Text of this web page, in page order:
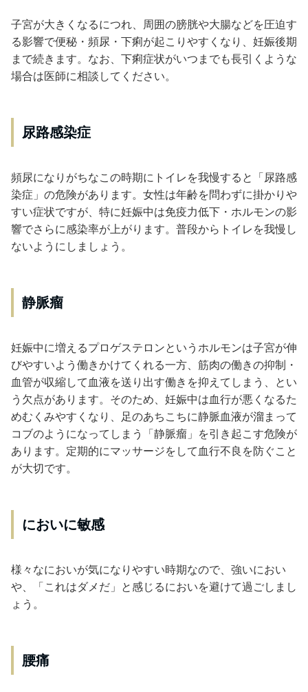
子宮が大きくなるにつれ、周囲の膀胱や大腸などを圧迫す
る影響で便秘・頻尿・下痢が起こりやすくなり、妊娠後期
まで続きます。なお、下痢症状がいつまでも長引くような
場合は医師に相談してください。
尿路感染症
頻尿になりがちなこの時期にトイレを我慢すると「尿路感
染症」の危険があります。女性は年齢を問わずに掛かりや
すい症状ですが、特に妊娠中は免疫力低下・ホルモンの影
響でさらに感染率が上がります。普段からトイレを我慢し
ないようにしましょう。
静脈瘤
妊娠中に増えるプロゲステロンというホルモンは子宮が伸
びやすいよう働きかけてくれる一方、筋肉の働きの抑制・
血管が収縮して血液を送り出す働きを抑えてしまう、とい
う欠点があります。そのため、妊娠中は血行が悪くなるた
めむくみやすくなり、足のあちこちに静脈血液が溜まって
コブのようになってしまう「静脈瘤」を引き起こす危険が
あります。定期的にマッサージをして血行不良を防ぐこと
が大切です。
においに敏感
様々なにおいが気になりやすい時期なので、強いにおい
や、「これはダメだ」と感じるにおいを避けて過ごしまし
ょう。
腰痛